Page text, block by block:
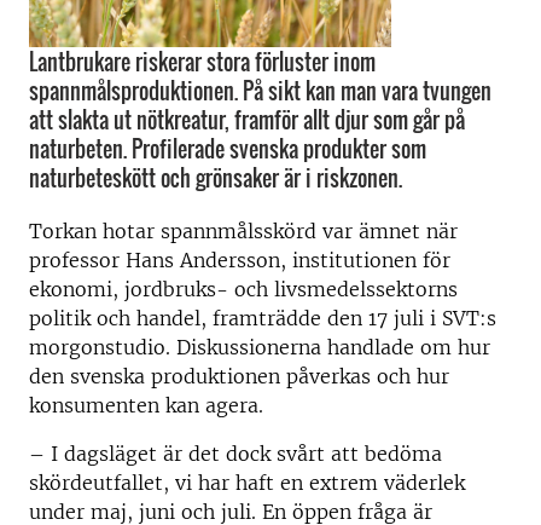
Lantbrukare riskerar stora förluster inom
spannmålsproduktionen. På sikt kan man vara tvungen
att slakta ut nötkreatur, framför allt djur som går på
naturbeten. Profilerade svenska produkter som
naturbeteskött och grönsaker är i riskzonen.
Torkan hotar spannmålsskörd var ämnet när
professor Hans Andersson, institutionen för
ekonomi, jordbruks- och livsmedelssektorns
politik och handel, framträdde den 17 juli i SVT:s
morgonstudio. Diskussionerna handlade om hur
den svenska produktionen påverkas och hur
konsumenten kan agera.
– I dagsläget är det dock svårt att bedöma
skördeutfallet, vi har haft en extrem väderlek
under maj, juni och juli. En öppen fråga är